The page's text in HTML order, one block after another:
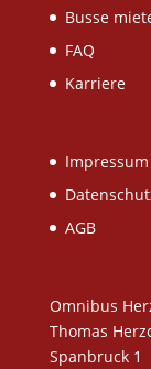
Busse
FAQ
Karriere
Impressum
AGB
Omnibus
Thomas
Spanbruck 1